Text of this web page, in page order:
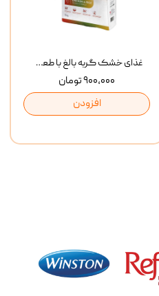
غذای خشک گربه بالغ با طعم مرغ و برنج رفلکس Reflex Multi Color Chicken And Rice وزن 1 کیلوگرم
۹۰۰,۰۰۰ تومان
افزودن